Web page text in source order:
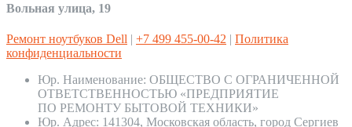
Вольная улица, 19
Ремонт ноутбуков Dell | +7 499 455-00-42 | Политика
конфиденциальности
Юр. Наименование: ОБЩЕСТВО С ОГРАНИЧЕННОЙ
ОТВЕТСТВЕННОСТЬЮ «ПРЕДПРИЯТИЕ
ПО РЕМОНТУ БЫТОВОЙ ТЕХНИКИ»
Юр. Адрес: 141304, Московская область, город Сергиев